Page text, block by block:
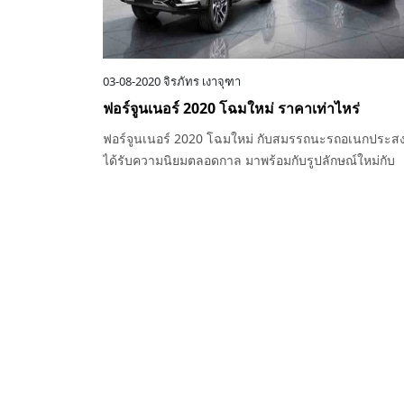
03-08-2020จิรภัทร เงาจุฑา
ฟอร์จูนเนอร์ 2020 โฉมใหม่ ราคาเท่าไหร่
ฟอร์จูนเนอร์ 2020 โฉมใหม่ กับสมรรถนะรถอเนกประส
ได้รับความนิยมตลอดกาล มาพร้อมกับรูปลักษณ์ใหม่กับ